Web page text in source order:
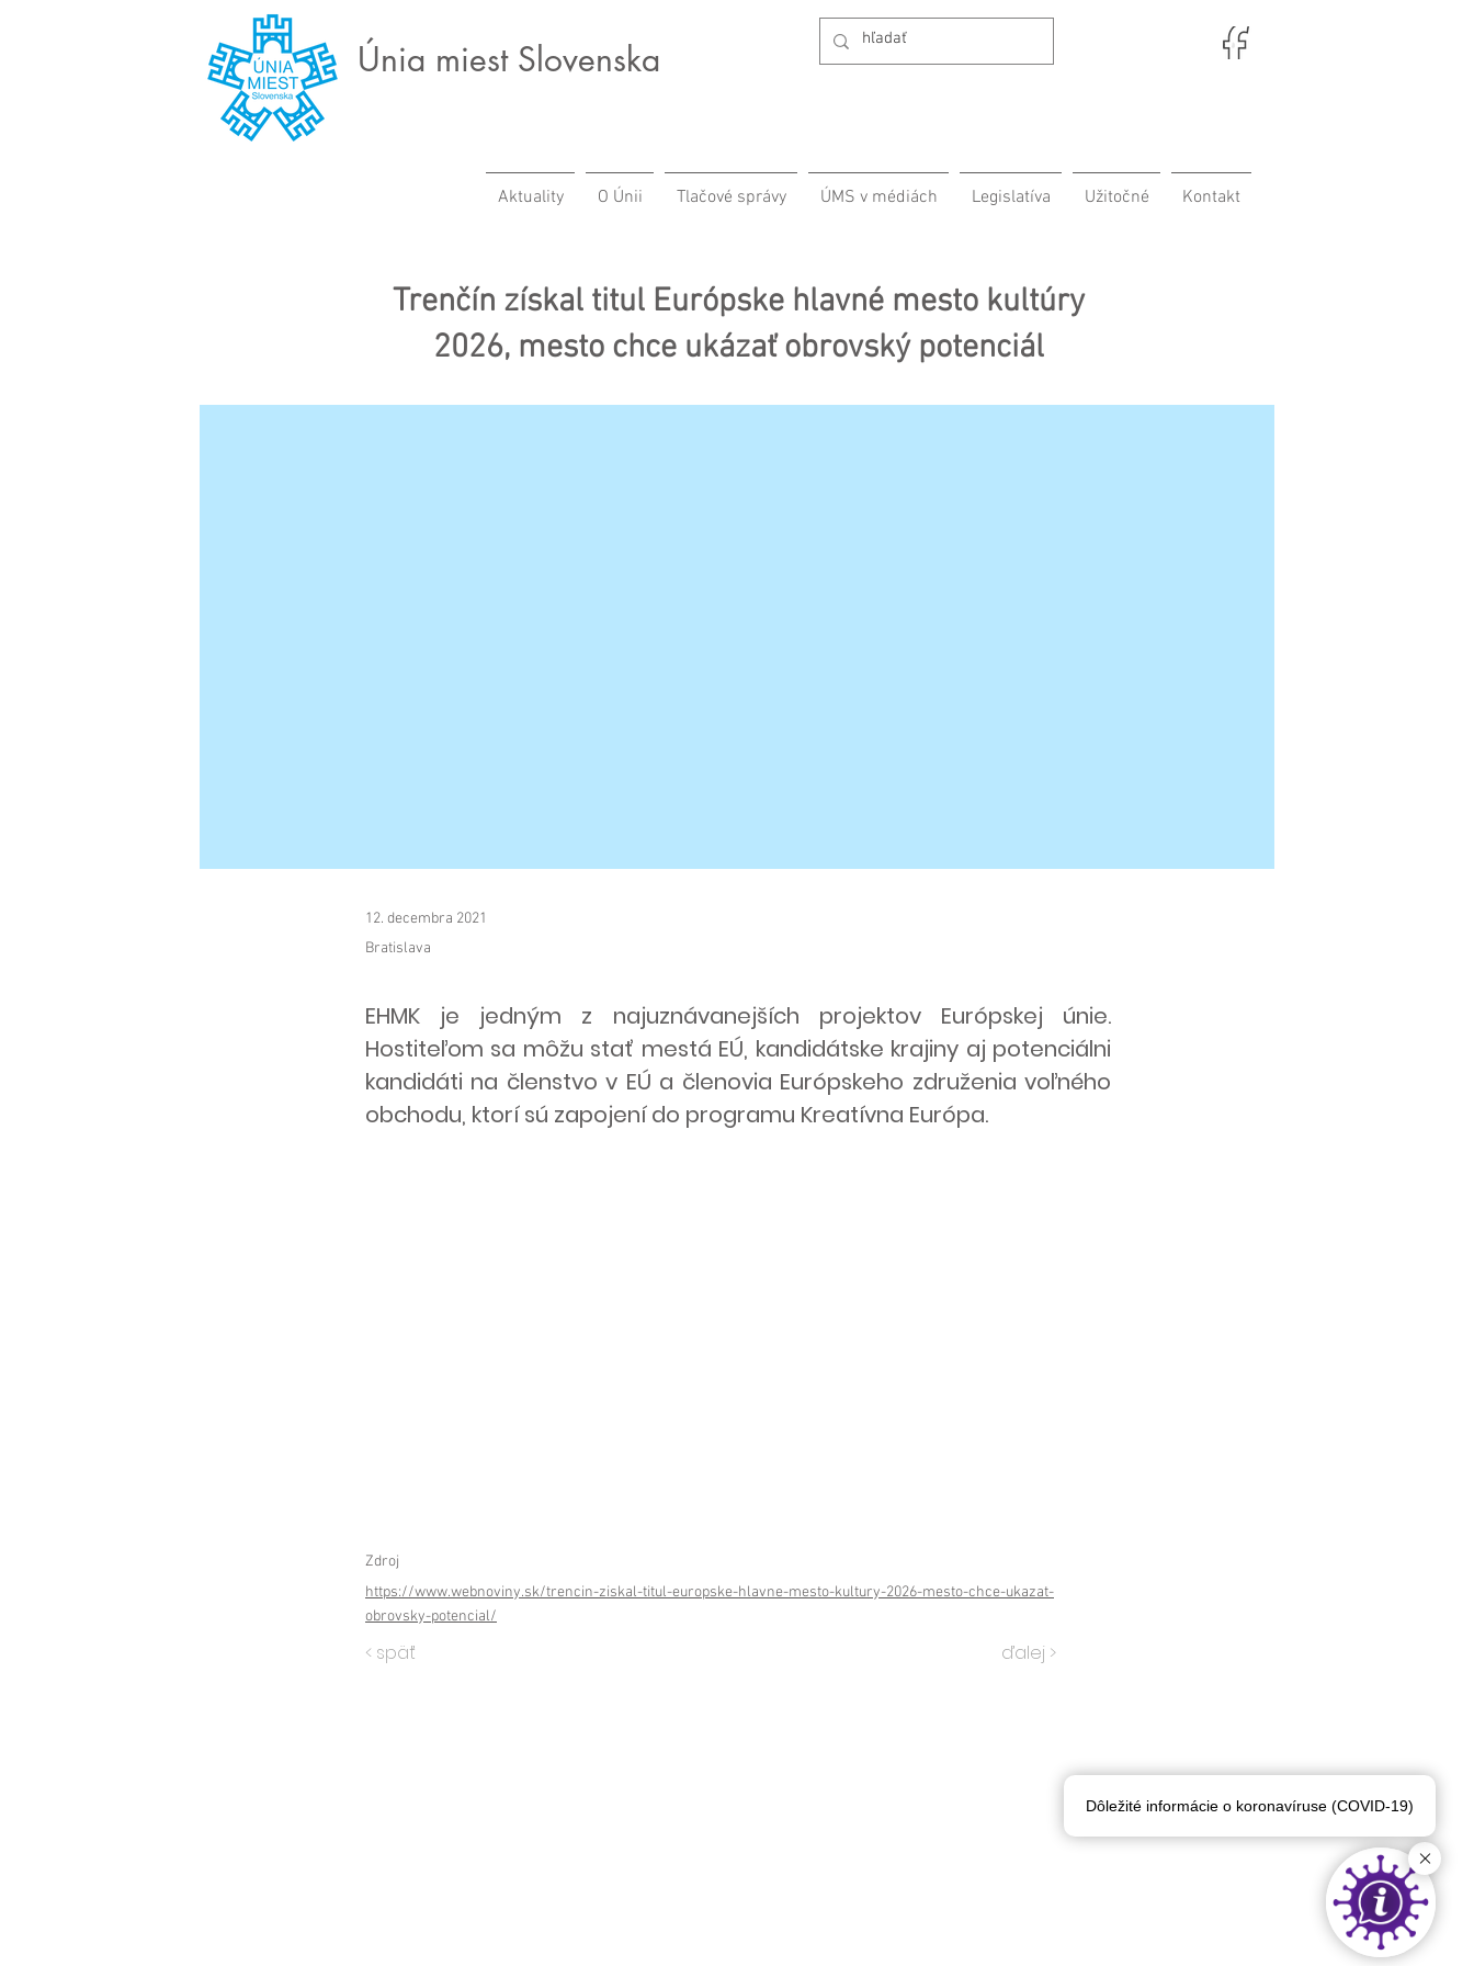
Únia miest Slovenska
Aktuality O Únii Tlačové správy ÚMS v médiách Legislatíva Užitočné Kontakt
Trenčín získal titul Európske hlavné mesto kultúry
2026, mesto chce ukázať obrovský potenciál
12. decembra 2021
Bratislava
EHMK je jedným z najuznávanejších projektov Európskej únie.
Hostiteľom sa môžu stať mestá EÚ, kandidátske krajiny aj potenciálni
kandidáti na členstvo v EÚ a členovia Európskeho združenia voľného
obchodu, ktorí sú zapojení do programu Kreatívna Európa.
Zdroj
https://www.webnoviny.sk/trencin-ziskal-titul-europske-hlavne-mesto-kultury-2026-mesto-chce-ukazat-
obrovsky-potencial/
< späť ďalej >
Dôležité informácie o koronavíruse (COVID-19)